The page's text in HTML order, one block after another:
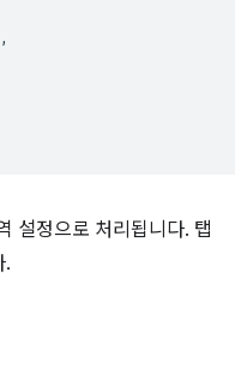
설정으로 처리됩니다. 탭
.